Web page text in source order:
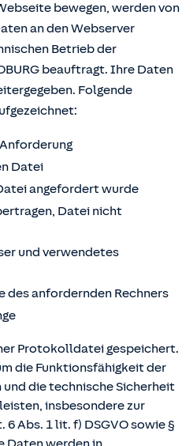
bewegen, werden von
an den Webserver
Betrieb der
beauftragt. Ihre Daten
Folgende
Datei
angefordert wurde
Datei nicht
und verwendetes
des anfordernden Rechners
Protokolldatei gespeichert.
die Funktionsfähigkeit der
die technische Sicherheit
insbesondere zur
Abs. 1 lit. f) DSGVO sowie §